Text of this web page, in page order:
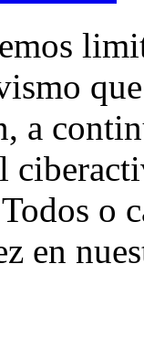
a
o
en